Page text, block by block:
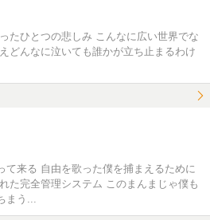
たひとつの悲しみ こんなに広い世界でな
どんなに泣いても誰かが立ち止まるわけ
て来る 自由を歌った僕を捕まえるために
た完全管理システム このまんまじゃ僕も
まう...